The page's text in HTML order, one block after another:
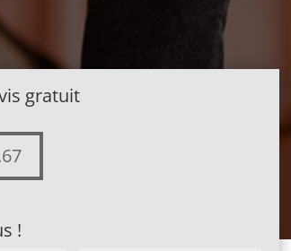
gratuit
!